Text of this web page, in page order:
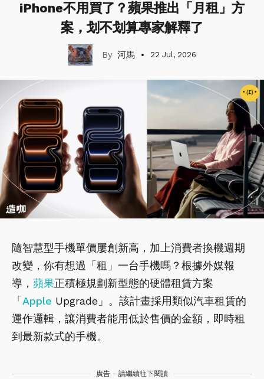
iPhone不用買了？蘋果推出「月租」方
案，划不划算專家解釋了
河馬 22 Jul, 2026
隨智慧型手機單價屢創新高，加上消費者換機週期
改變，你有想過「租」一台手機嗎？根據外媒報
導， 蘋果正積極規劃新型態的硬體租賃方案
「Apple Upgrade」。該計畫採用類似汽車租賃的
運作邏輯，讓消費者能用低於售價的金額，即時租
到最新款式的手機。
廣告 - 請繼續往下閱讀